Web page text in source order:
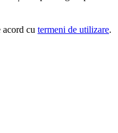
acord cu termeni de utilizare.